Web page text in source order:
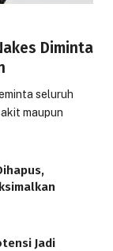
Diminta
seluruh
maupun
Jadi